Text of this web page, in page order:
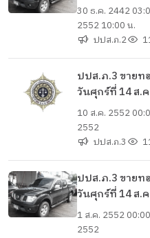
30 ธ.ค. 2442
2552 10:00 น.
ปปส.ภ.2
ปปส.ภ.3 ขายท
วันศุกร์ที่ 14 ส.
10 ส.ค. 2552
2552
ปปส.ภ.3
ปปส.ภ.3 ขายท
วันศุกร์ที่ 14 ส.
1 ส.ค. 2552
2552